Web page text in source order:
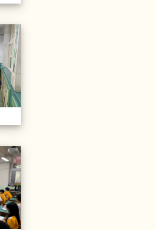
20211206校內語文競賽